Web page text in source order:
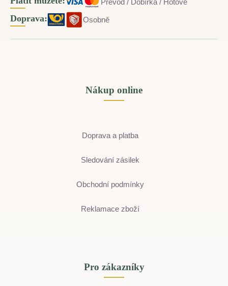
Doprava: Osobně
Nákup online
Doprava a platba
Sledování zásilek
Obchodní podmínky
Reklamace zboží
Pro zákazníky